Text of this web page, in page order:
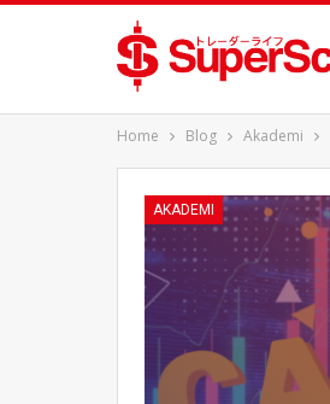
Home Blog Akademi
AKADEMI